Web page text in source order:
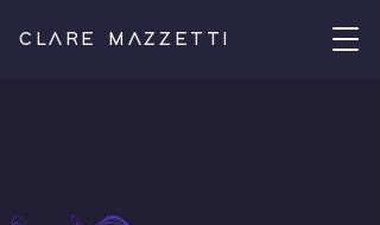
CLARE MAZZETTI